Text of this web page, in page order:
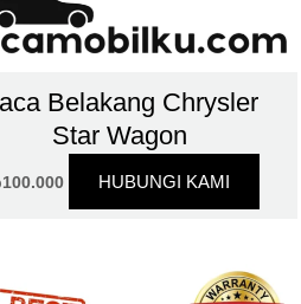
Belakang Chrysler
Star Wagon
100.000 HUBUNGI KAMI